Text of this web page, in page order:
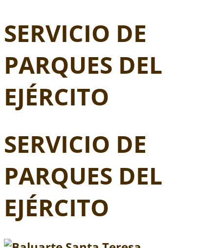
SERVICIO DE
PARQUES DEL
EJÉRCITO
SERVICIO DE
PARQUES DEL
EJÉRCITO